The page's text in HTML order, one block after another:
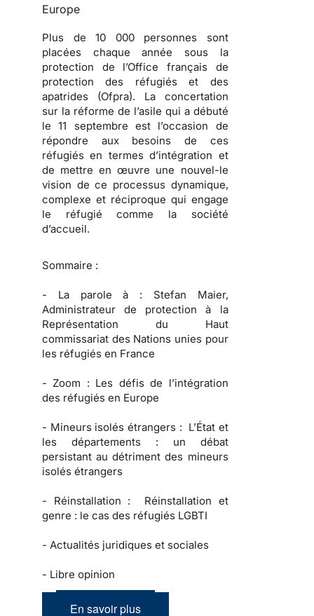
Europe
Plus de 10 000 personnes sont
placées chaque année sous la
protection de l’Office français de
protection des réfugiés et des
apatrides (Ofpra). La concertation
sur la réforme de l’asile qui a débuté
le 11 septembre est l’occasion de
répondre aux besoins de ces
réfugiés en termes d’intégration et
de mettre en œuvre une nouvel-le
vision de ce processus dynamique,
complexe et réciproque qui engage
le réfugié comme la société
d’accueil.
Sommaire :
- La parole à : Stefan Maier,
Administrateur de protection à la
Représentation du Haut
commissariat des Nations unies pour
les réfugiés en France
- Zoom : Les défis de l’intégration
des réfugiés en Europe
- Mineurs isolés étrangers : L’État et
les départements : un débat
persistant au détriment des mineurs
isolés étrangers
- Réinstallation : Réinstallation et
genre : le cas des réfugiés LGBTI
- Actualités juridiques et sociales
- Libre opinion
En savoir plus